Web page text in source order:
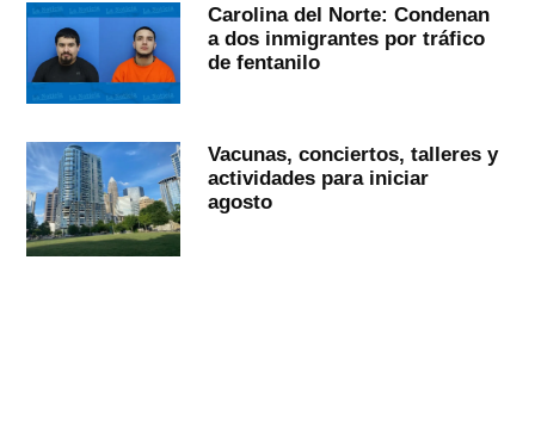
Carolina del Norte: Condenan
a dos inmigrantes por tráfico
de fentanilo
Vacunas, conciertos, talleres y
actividades para iniciar
agosto